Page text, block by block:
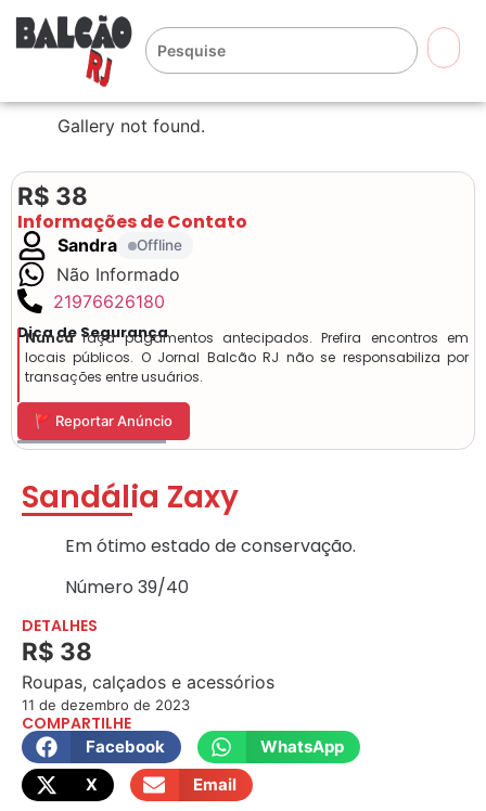
Gallery not found.
R$ 38
Informações de Contato
Sandra Offline
Não Informado
21976626180
Dica de Segurança
Nuncafaça pagamentos antecipados. Prefira encontros em
locais públicos. O Jornal Balcão RJ não se responsabiliza por
transações entre usuários.
🚩 Reportar Anúncio
Sandália Zaxy
Em ótimo estado de conservação.
Número 39/40
DETALHES
R$ 38
Roupas, calçados e acessórios
11 de dezembro de 2023
COMPARTILHE
Facebook
WhatsApp
X
Email